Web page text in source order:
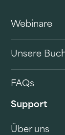
Webinare
Unsere
FAQs
Support
Über uns